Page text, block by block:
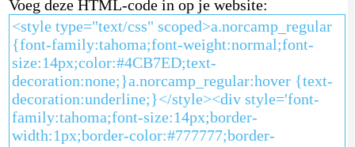
Voeg deze HTML-code in op je website: